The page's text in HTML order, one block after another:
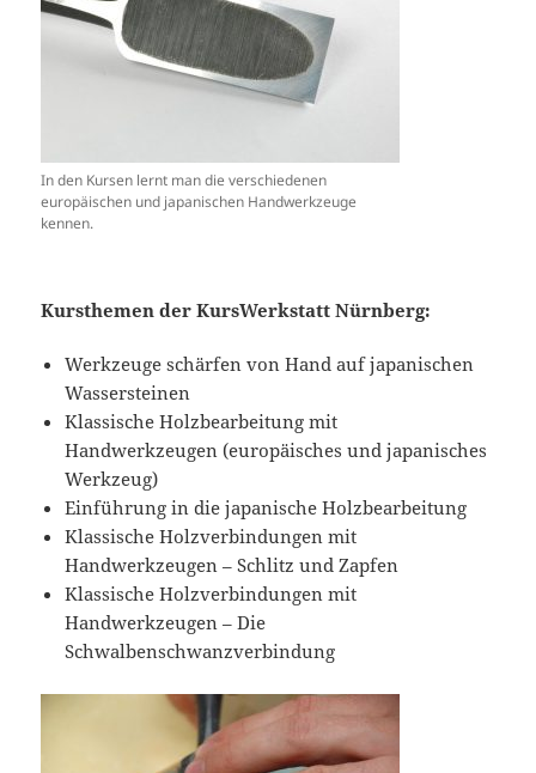
In den Kursen lernt man die verschiedenen
europäischen und japanischen Handwerkzeuge
kennen.
Kursthemen der KursWerkstatt Nürnberg:
Werkzeuge schärfen von Hand auf japanischen
Wassersteinen
Klassische Holzbearbeitung mit
Handwerkzeugen (europäisches und japanisches
Werkzeug)
Einführung in die japanische Holzbearbeitung
Klassische Holzverbindungen mit
Handwerkzeugen – Schlitz und Zapfen
Klassische Holzverbindungen mit
Handwerkzeugen – Die
Schwalbenschwanzverbindung